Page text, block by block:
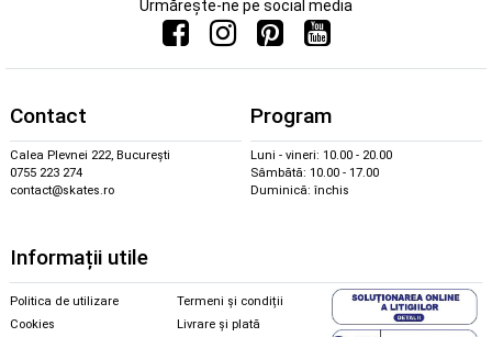
Urmărește-ne pe social media
Contact
Calea Plevnei 222, București
0755 223 274
contact@skates.ro
Program
Luni - vineri: 10.00 - 20.00
Sâmbătă: 10.00 - 17.00
Duminică: închis
Informații utile
Politica de utilizare
Cookies
Termeni și condiții
Livrare și plată